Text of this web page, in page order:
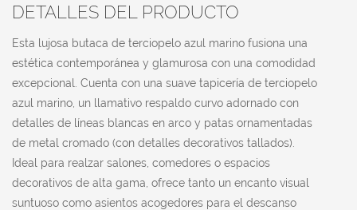
DETALLES DEL PRODUCTO
Esta lujosa butaca de terciopelo azul marino fusiona una
estética contemporánea y glamurosa con una comodidad
excepcional. Cuenta con una suave tapicería de terciopelo
azul marino, un llamativo respaldo curvo adornado con
detalles de líneas blancas en arco y patas ornamentadas
de metal cromado (con detalles decorativos tallados).
Ideal para realzar salones, comedores o espacios
decorativos de alta gama, ofrece tanto un encanto visual
suntuoso como asientos acogedores para el descanso